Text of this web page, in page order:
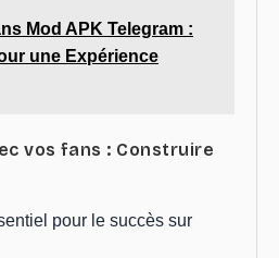
Mod APK Telegram :
une Expérience
vos fans : Construire
pour le succès sur